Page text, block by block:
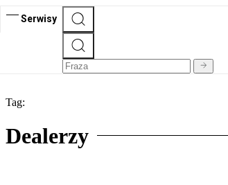
Serwisy
Tag:
Dealerzy